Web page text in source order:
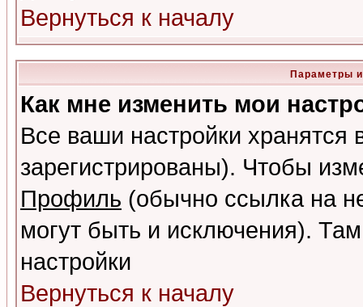
Вернуться к началу
Параметры
Как мне изменить мои
Все ваши настройки
зарегистрированы). Чтобы
Профиль (обычно ссылка на
могут быть и исключения).
настройки
Вернуться к началу